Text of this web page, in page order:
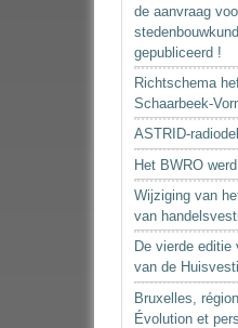
de aanvraag
gepubliceerd !
Richtschema
Schaarbeek-
ASTRID-
Het BWRO
Wijziging van
van
De vierde
van de
Bruxelles,
Évolution et